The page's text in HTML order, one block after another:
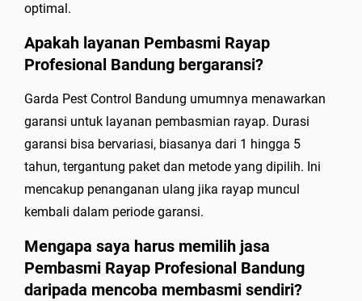
optimal.
Apakah layanan Pembasmi Rayap
Profesional Bandung bergaransi?
Garda Pest Control Bandung umumnya menawarkan
garansi untuk layanan pembasmian rayap. Durasi
garansi bisa bervariasi, biasanya dari 1 hingga 5
tahun, tergantung paket dan metode yang dipilih. Ini
mencakup penanganan ulang jika rayap muncul
kembali dalam periode garansi.
Mengapa saya harus memilih jasa
Pembasmi Rayap Profesional Bandung
daripada mencoba membasmi sendiri?